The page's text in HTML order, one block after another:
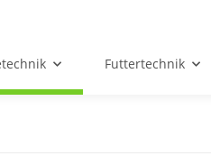
Futtertechnik